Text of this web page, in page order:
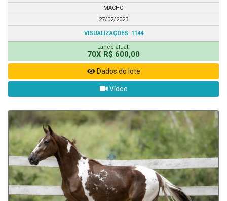
MACHO
27/02/2023
VISUALIZAÇÕES: 1144
Lance atual:
70X R$ 600,00
Dados do lote
Vídeo